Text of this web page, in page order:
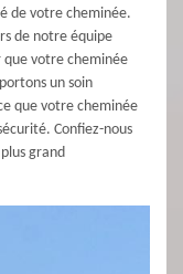
de votre cheminée.
de notre équipe
que votre cheminée
un soin
que votre cheminée
Confiez-nous
grand